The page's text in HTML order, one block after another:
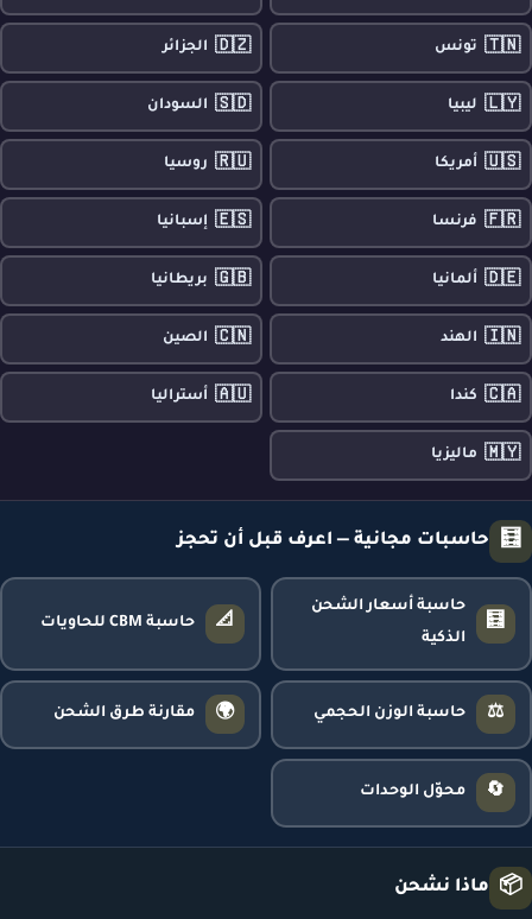
🇹🇳 تونس 🇩🇿 الجزائر
🇱🇾 ليبيا 🇸🇩 السودان
🇺🇸 أمريكا 🇷🇺 روسيا
🇫🇷 فرنسا 🇪🇸 إسبانيا
🇩🇪 ألمانيا 🇬🇧 بريطانيا
🇮🇳 الهند 🇨🇳 الصين
🇨🇦 كندا 🇦🇺 أستراليا
🇲🇾 ماليزيا
🧮 حاسبات مجانية — اعرف قبل أن تحجز
🧮
حاسبة أسعار الشحن
الذكية
📐 حاسبة CBM للحاويات
⚖️ حاسبة الوزن الحجمي 🌍 مقارنة طرق الشحن
🔄 محوّل الوحدات
📦 ماذا نشحن